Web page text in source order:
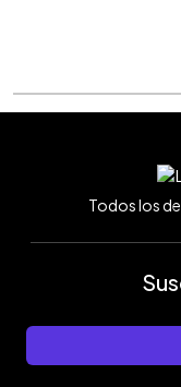
Todos los